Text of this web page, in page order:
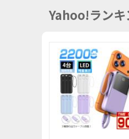
Yahoo!ランキ